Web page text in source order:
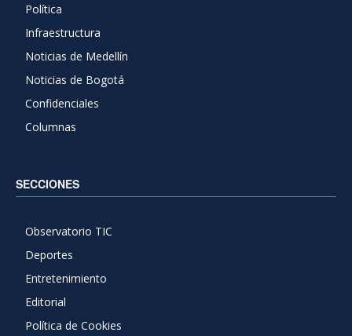
Política
Infraestructura
Noticias de Medellín
Noticias de Bogotá
Confidenciales
Columnas
SECCIONES
Observatorio TIC
Deportes
Entretenimiento
Editorial
Política de Cookies